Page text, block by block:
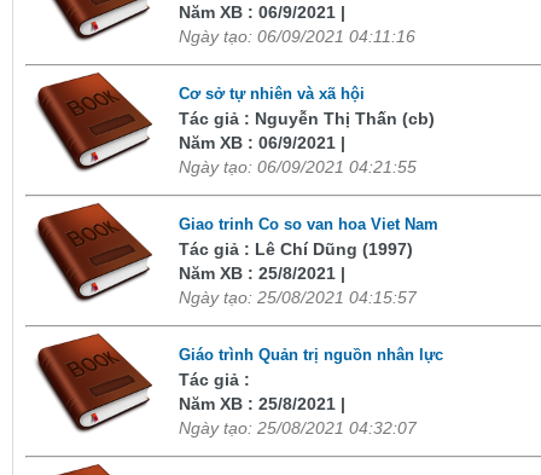
Năm XB : 06/9/2021 |
Ngày tạo: 06/09/2021 04:11:16
Cơ sở tự nhiên và xã hội
Tác giả : Nguyễn Thị Thấn (cb)
Năm XB : 06/9/2021 |
Ngày tạo: 06/09/2021 04:21:55
Giao trinh Co so van hoa Viet Nam
Tác giả : Lê Chí Dũng (1997)
Năm XB : 25/8/2021 |
Ngày tạo: 25/08/2021 04:15:57
Giáo trình Quản trị nguồn nhân lực
Tác giả :
Năm XB : 25/8/2021 |
Ngày tạo: 25/08/2021 04:32:07